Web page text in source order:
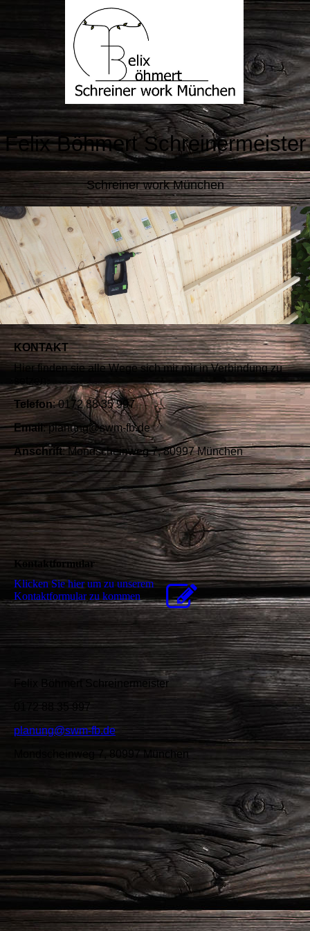
Felix Böhmert Schreinermeister
Schreiner work München
KONTAKT
Hier finden sie alle Wege sich mir mir in Verbindung zu
Telefon: 0172 88 35 997
Email: planung@swm-fb.de
Anschrift: Mondscheinweg 7, 80997 München
Kontaktformular
Klicken Sie hier um zu unserem
Kon­takt­for­mu­lar zu kommen
Felix Böhmert Schreinermeister
0172 88 35 997
planung@swm-fb.de
Mondscheinweg 7, 80997 München